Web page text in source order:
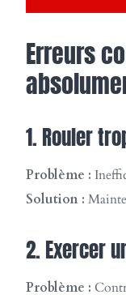
Erreurs
1. Rouler
Problème :
Solution :
2. Exercer
Problème :